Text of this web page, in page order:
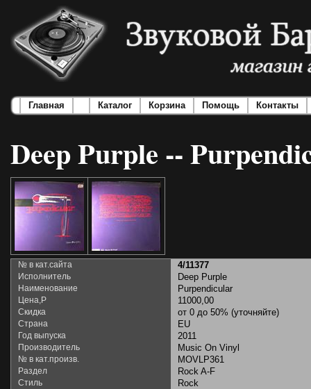
Главная Каталог Корзина Помощь Контакты
Deep Purple --
№ в кат.сайта 4/11377
Исполнитель Deep Purple
Наименование Purpendicular
Цена,Р 11000,00
Скидка от 0 до 50% (уточняйте)
Страна EU
Год выпуска 2011
Производитель Music On Vinyl
№ в кат.произв. MOVLP361
Раздел Rock A-F
Стиль Rock